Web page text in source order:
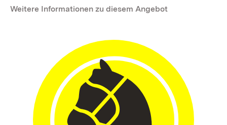
Weitere Informationen zu diesem Angebot